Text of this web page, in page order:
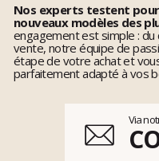
Nos experts testent pour
nouveaux modèles des
engagement est simple :
vente, notre équipe de
étape de votre achat et
parfaitement adapté à vos
Via